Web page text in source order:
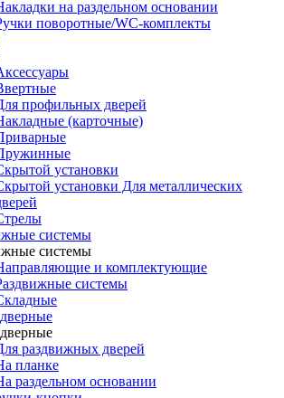
на раздельном основании
поворотные/WC-комплекты
профильных дверей
(карточные)
установки
установки Для металлических
системы
системы
и комплектующие
системы
раздвижных дверей
планке
раздельном основании